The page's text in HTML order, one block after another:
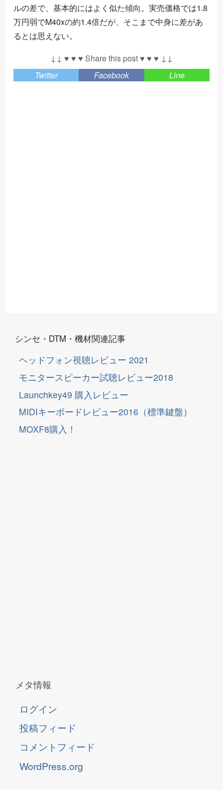
ルの差で、基本的にはよく似た傾向。実売価格では1.8
万円弱でM40xの約1.4倍だが、そこまで中身に差があ
るとは思えない。
↓↓ ♥ ♥ ♥ Share this post ♥ ♥ ♥ ↓↓
Twitter
Facebook Line
シンセ・DTM・機材関連記事
ヘッドフォン視聴レビュー 2021
モニタースピーカー試聴レビュー2018
Launchkey49 購入レビュー
MIDIキーボードレビュー2016（標準鍵盤）
MOXF8購入！
メタ情報
ログイン
投稿フィード
コメントフィード
WordPress.org